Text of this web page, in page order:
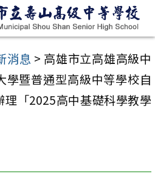
消息 > 高雄市立高雄高級中
學暨普通型高級中等學校自
理「2025高中基礎科學教學